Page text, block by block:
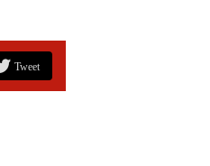
Tweet